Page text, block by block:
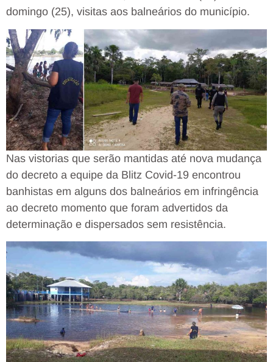
domingo (25), visitas aos balneários do município.
Nas vistorias que serão mantidas até nova mudança
do decreto a equipe da Blitz Covid-19 encontrou
banhistas em alguns dos balneários em infringência
ao decreto momento que foram advertidos da
determinação e dispersados sem resistência.